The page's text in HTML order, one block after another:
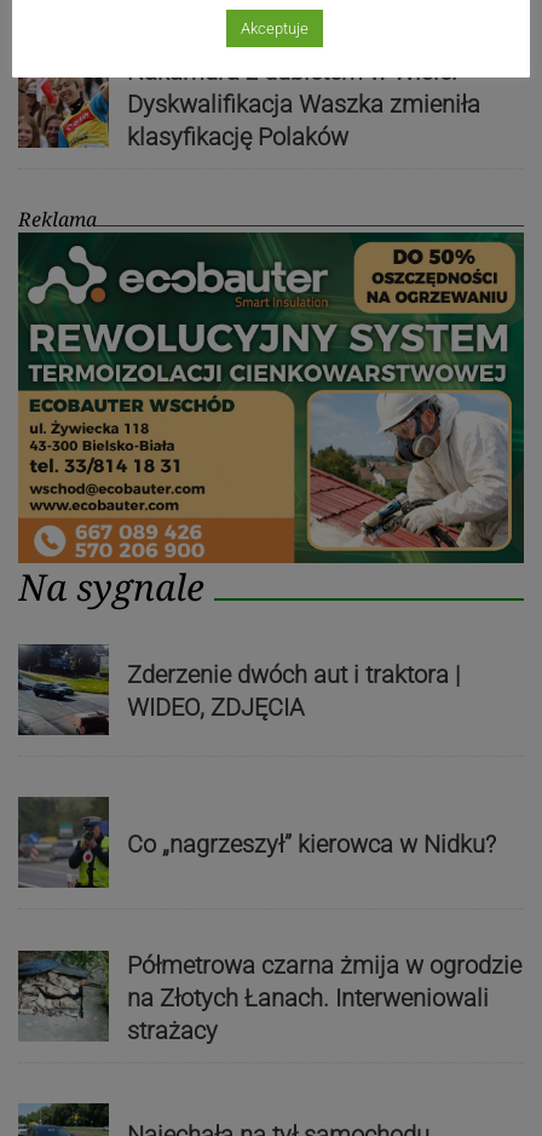
Nakamura z dubletem w Wiśle.
Dyskwalifikacja Waszka zmieniła
klasyfikację Polaków
Reklama
Na sygnale
Zderzenie dwóch aut i traktora |
WIDEO, ZDJĘCIA
Co „nagrzeszył” kierowca w Nidku?
Półmetrowa czarna żmija w ogrodzie
na Złotych Łanach. Interweniowali
strażacy
Akceptuje